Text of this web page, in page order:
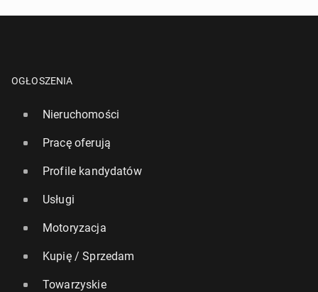
OGŁOSZENIA
Nieruchomości
Pracę oferują
Profile kandydatów
Usługi
Motoryzacja
Kupię / Sprzedam
Towarzyskie